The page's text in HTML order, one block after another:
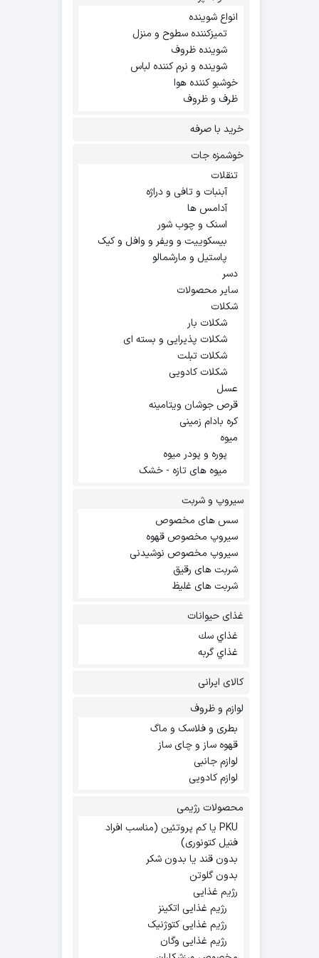
انواع شوینده
تمیزکننده سطوح و منزل
شوینده ظروف
شوینده و نرم کننده لباس
خوشبو کننده هوا
ظرف و ظروف
خرید با صرفه
خوشمزه جات
تنقلات
آبنبات و تافی و دراژه
آدامس ها
اسنک و چوب شور
بیسکوییت و ویفر و وافل و کیک
پاستیل و مارشمالو
دسر
سایر محصولات
شکلات
شکلات بار
شکلات پذیرایی و بسته ای
شکلات تبلت
شکلات کادویی
عسل
قرص جوشان ویتامینه
کره بادام زمینی
میوه
پوره و پودر میوه
میوه های تازه - خشک
سیروپ و شربت
سس های مخصوص
سیروپ مخصوص قهوه
سیروپ مخصوص نوشیدنی
شربت های رقیق
شربت های غلیظ
غذای حیوانات
غذاي سك
غذاي گربه
کالای ایرانی
لوازم و ظروف
بطری و فلاسک و ماگ
قهوه ساز و چای ساز
لوازم جانبی
لوازم کادویی
محصولات رژیمی
PKU یا کم پروتئین (مناسب افراد
فنیل کتونوری)
بدون قند یا بدون شکر
بدون گلوتن
رژیم غذایی
رژیم غذایی اتکینز
رژیم غذایی کتوژنیک
رژیم غذایی وگان